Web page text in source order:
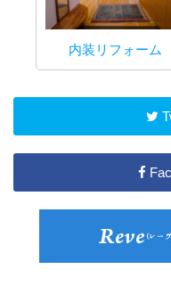
内装リフォーム